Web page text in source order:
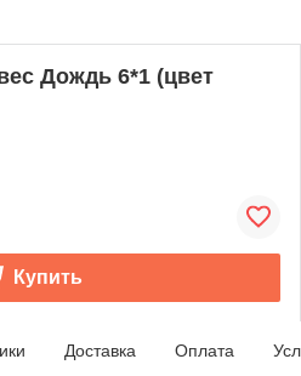
Дождь 6*1 (цвет
Купить
Доставка Оплата